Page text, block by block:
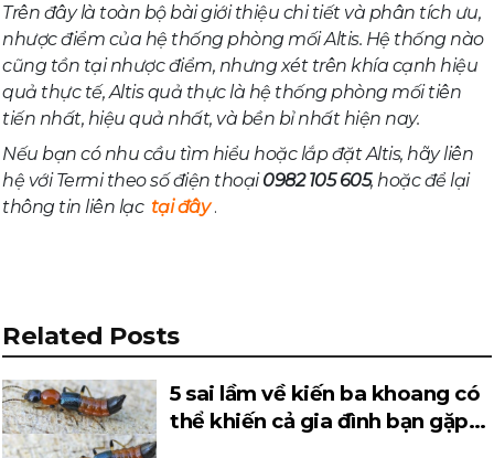
Trên đây là toàn bộ bài giới thiệu chi tiết và phân tích ưu,
nhược điểm của hệ thống phòng mối Altis. Hệ thống nào
cũng tồn tại nhược điểm, nhưng xét trên khía cạnh hiệu
quả thực tế, Altis quả thực là hệ thống phòng mối tiên
tiến nhất, hiệu quả nhất, và bền bỉ nhất hiện nay.
Nếu bạn có nhu cầu tìm hiểu hoặc lắp đặt Altis, hãy liên
hệ với Termi theo số điện thoại0982 105 605, hoặc để lại
thông tin liên lạc tại đây .
Related Posts
5 sai lầm về kiến ba khoang có
thể khiến cả gia đình bạn gặp